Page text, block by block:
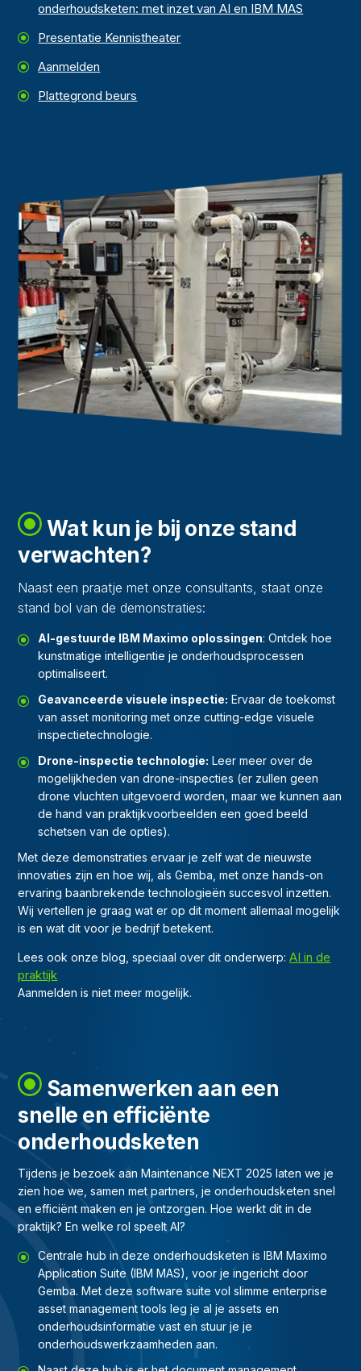
onderhoudsketen: met inzet van AI en IBM MAS
Presentatie Kennistheater
Aanmelden
Plattegrond beurs
Wat kun je bij onze stand
verwachten?
Naast een praatje met onze consultants, staat onze
stand bol van de demonstraties:
AI-gestuurde IBM Maximo oplossingen: Ontdek hoe
kunstmatige intelligentie je onderhoudsprocessen
optimaliseert.
Geavanceerde visuele inspectie: Ervaar de toekomst
van asset monitoring met onze cutting-edge visuele
inspectietechnologie.
Drone-inspectie technologie: Leer meer over de
mogelijkheden van drone-inspecties (er zullen geen
drone vluchten uitgevoerd worden, maar we kunnen aan
de hand van praktijkvoorbeelden een goed beeld
schetsen van de opties).
Met deze demonstraties ervaar je zelf wat de nieuwste
innovaties zijn en hoe wij, als Gemba, met onze hands-on
ervaring baanbrekende technologieën succesvol inzetten.
Wij vertellen je graag wat er op dit moment allemaal mogelijk
is en wat dit voor je bedrijf betekent.
Lees ook onze blog, speciaal over dit onderwerp:AI in de
praktijk
Aanmelden is niet meer mogelijk.
Samenwerken aan een
snelle en efficiënte
onderhoudsketen
Tijdens je bezoek aan Maintenance NEXT 2025 laten we je
zien hoe we, samen met partners, je onderhoudsketen snel
en efficiënt maken en je ontzorgen. Hoe werkt dit in de
praktijk? En welke rol speelt AI?
Centrale hub in deze onderhoudsketen is IBM Maximo
Application Suite (IBM MAS), voor je ingericht door
Gemba. Met deze software suite vol slimme enterprise
asset management tools leg je al je assets en
onderhoudsinformatie vast en stuur je je
onderhoudswerkzaamheden aan.